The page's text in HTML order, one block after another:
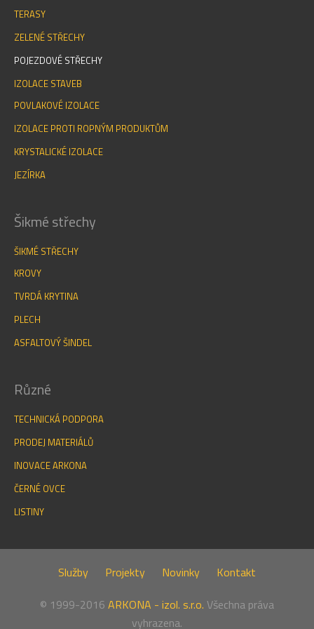
TERASY
ZELENÉ STŘECHY
POJEZDOVÉ STŘECHY
IZOLACE STAVEB
POVLAKOVÉ IZOLACE
IZOLACE PROTI ROPNÝM PRODUKTŮM
KRYSTALICKÉ IZOLACE
JEZÍRKA
Šikmé střechy
ŠIKMÉ STŘECHY
KROVY
TVRDÁ KRYTINA
PLECH
ASFALTOVÝ ŠINDEL
Různé
TECHNICKÁ PODPORA
PRODEJ MATERIÁLŮ
INOVACE ARKONA
ČERNÉ OVCE
LISTINY
Služby Projekty Novinky
Kontakt
© 1999-2016 ARKONA - izol. s.r.o. Všechna práva
vyhrazena.